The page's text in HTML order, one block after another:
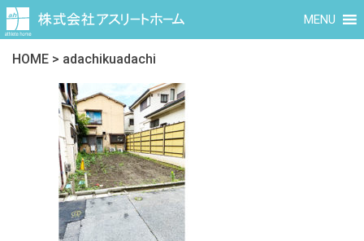
MENU
HOME > adachikuadachi